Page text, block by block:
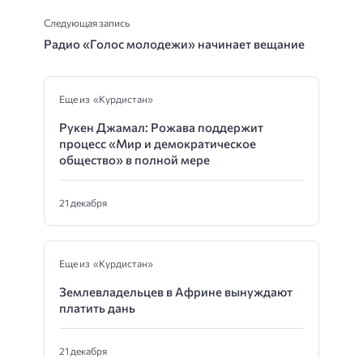
Следующая запись
Радио «Голос молодежи» начинает вещание
Еще из «Курдистан»
Рукен Джамал: Рожава поддержит
процесс «Мир и демократическое
общество» в полной мере
21 декабря
Еще из «Курдистан»
Землевладельцев в Африне вынуждают
платить дань
21 декабря